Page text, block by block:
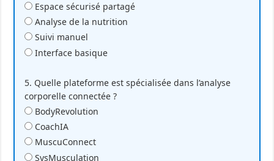
Espace sécurisé partagé
Analyse de la nutrition
Suivi manuel
Interface basique
5. Quelle plateforme est spécialisée dans l’analyse
corporelle connectée ?
BodyRevolution
CoachIA
MuscuConnect
SysMusculation